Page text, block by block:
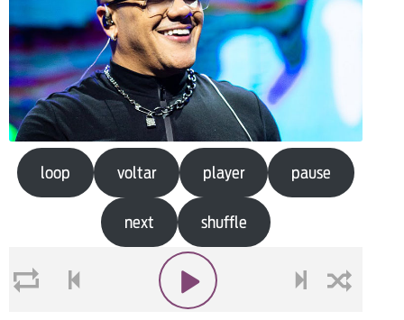
loop voltar player pause
next shuffle